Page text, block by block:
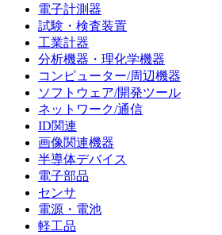
電子計測器
試験・検査装置
工業計器
分析機器・理化学機器
コンピューター/周辺機器
ソフトウェア/開発ツール
ネットワーク/通信
ID関連
画像関連機器
半導体デバイス
電子部品
センサ
電源・電池
軽工品